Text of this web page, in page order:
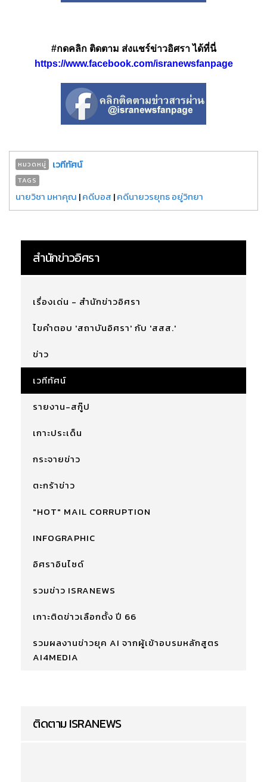
#กดคลิก ติดตาม ส่งแชร์ข่าวอิศรา ได้ที่นี่
https://www.facebook.com/isranewsfanpage
หมวดหมู่ เวทีทัศน์
TAGS
นายวิชา มหาคุณ |คดีบอส |คดีนายวรยุทธ อยู่วิทยา
สำนักข่าวอิศรา
เรื่องเด่น - สำนักข่าวอิศรา
ไขคำตอบ 'สถาบันอิศรา' กับ 'สสส.'
ข่าว
เวทีทัศน์
รายงาน-สกู๊ป
เกาะประเด็น
กระจายข่าว
ตะกร้าข่าว
"HOT" MAIL CORRUPTION
INFOGRAPHIC
อิศราอินไซด์
รวมข่าว ISRANEWS
เกาะติดข่าวเลือกตั้ง ปี 66
รวมผลงานข่าวยุค AI จากผู้เข้าอบรมหลักสูตร
AI4MEDIA
ติดตาม ISRANEWS